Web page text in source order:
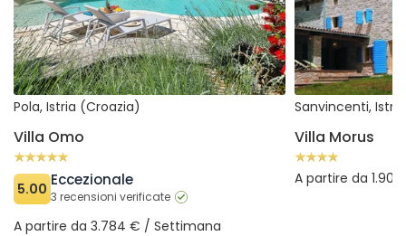
Pola, Istria (Croazia)
Villa Omo
5.00 Eccezionale
3 recensioni verificate
A partire da 3.784 € / Settimana
Sanvincenti,
Villa Morus
A partire da